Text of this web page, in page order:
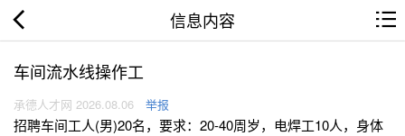
信息内容
车间流水线操作工
承德人才网 2026.08.06 举报
招聘车间工人(男)20名，要求：20-40周岁，电焊工10人，身体